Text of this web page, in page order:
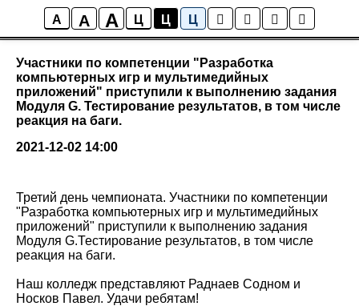
A A A Ц Ц Ц
Новости колледжа
Участники по компетенции "Разработка
компьютерных игр и мультимедийных
приложений" приступили к выполнению задания
Модуля G. Тестирование результатов, в том числе
реакция на баги.
2021-12-02 14:00
Третий день чемпионата. Участники по компетенции
"Разработка компьютерных игр и мультимедийных
приложений" приступили к выполнению задания
Модуля G.Тестирование результатов, в том числе
реакция на баги.
Наш колледж представляют Раднаев Содном и
Носков Павел. Удачи ребятам!